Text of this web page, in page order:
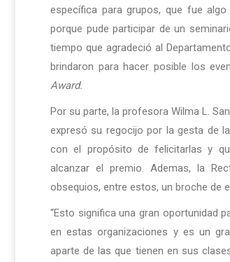
específica para grupos, que fue
porque pude participar de un
tiempo que agradeció al
brindaron para hacer posible los
Award.
Por su parte, la profesora Wilma L.
expresó su regocijo por la gesta de
con el propósito de felicitarlas y
alcanzar el premio. Ademas, la
obsequios, entre estos, un broche de
“Esto significa una gran oportunidad
en estas organizaciones y es un
aparte de las que tienen en sus